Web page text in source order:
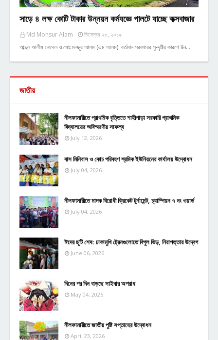
সাড়ে ৪ লক্ষ কোটি টাকার উন্নয়ন কর্মযজ্ঞে পালটে যাচ্ছে কক্সবাজার
Md Monsur Alam
ডিসেম্বর ২৮, ২০১৯
আব্দুল আলীম নোবেল ও মোঃ মনছুর আলম (এম আলম): বর্তমান সরকারের সু-দৃষ্টির কারণে উন…
জাতীয়
নীলফামারীতে প্রাথমিক বৃত্তিতে শাহীপাড়া সরকারি প্রাথমিক
বিদ্যালয়ের অবিস্মরণীয় সাফল্য
July 12, 2026
বাস মিনিবাস ও কোচ পরিবহণ শ্রমিক ইউনিয়নের কার্যালয় উদ্বোধন
July 04, 2026
নীলফামারীতে মাদক বিরোধী ক্রিকেট টুর্নামেন্ট, চ্যাম্পিয়ন ৭ নং ওয়ার্ড
July 04, 2026
ঈদের ছুটি শেষ: ঢাকামুখি ট্রেনগুলোতে বিপুল ভিড়, নিরাপত্তার উদ্বেগ
June 06, 2026
দিনের পর দিন বাড়ছে সাইবার অপরাধ
May 04, 2026
নীলফামারীতে জাতীয় পুষ্টি সপ্তাহের উদ্বোধন
April 23, 2026